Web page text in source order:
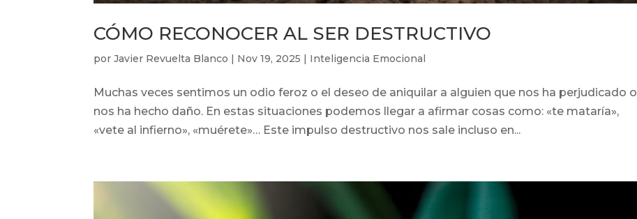
CÓMO RECONOCER AL SER DESTRUCTIVO
porJavier Revuelta Blanco | Nov 19, 2025 | Inteligencia Emocional
Muchas veces sentimos un odio feroz o el deseo de aniquilar a alguien que nos ha perjudicado o
nos ha hecho daño. En estas situaciones podemos llegar a afirmar cosas como: «te mataría»,
«vete al infierno», «muérete»… Este impulso destructivo nos sale incluso en...